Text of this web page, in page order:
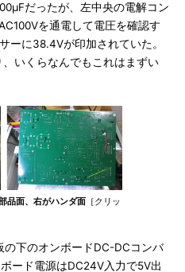
だったが、左中央の電解コン
を通電して電圧を確認す
ーに38.4Vが印加されていた。
いくらなんでもこれはまずい
品面、右がハンダ面 ［クリッ
下のオンボードDC-DCコンバ
ード電源はDC24V入力で5V出